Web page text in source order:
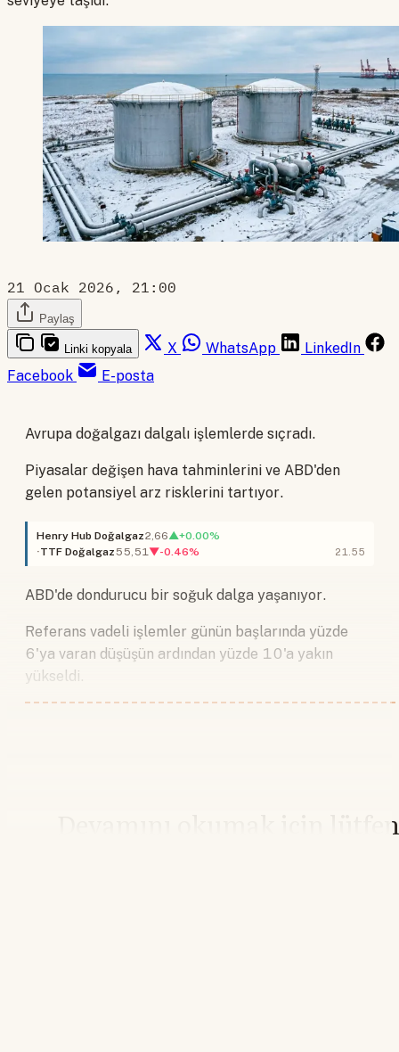
21 Ocak 2026, 21:00
Paylaş
Linki kopyala X WhatsApp
LinkedIn
Facebook
E-posta
Avrupa doğalgazı dalgalı işlemlerde sıçradı.
Piyasalar değişen hava tahminlerini ve ABD'den
gelen potansiyel arz risklerini tartıyor.
Henry Hub Doğalgaz2,66▲+0.00%
TTF Doğalgaz55,51▼-0.46% 21.55
ABD'de dondurucu bir soğuk dalga yaşanıyor.
Referans vadeli işlemler günün başlarında yüzde
6'ya varan düşüşün ardından yüzde 10'a yakın
yükseldi.
Devamını okumak için lütfen